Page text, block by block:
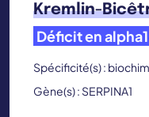
Kremlin-
Déficit en
Spécificité(s) :
Gène(s) : SERPINA1